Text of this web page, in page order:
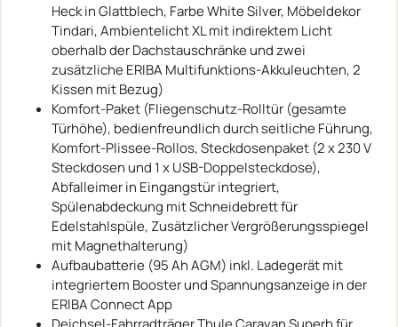
Heck in Glattblech, Farbe White Silver, Möbeldekor
Tindari, Ambientelicht XL mit indirektem Licht
oberhalb der Dachstauschränke und zwei
zusätzliche ERIBA Multifunktions-Akkuleuchten, 2
Kissen mit Bezug)
Komfort-Paket (Fliegenschutz-Rolltür (gesamte
Türhöhe), bedienfreundlich durch seitliche Führung,
Komfort-Plissee-Rollos, Steckdosenpaket (2 x 230 V
Steckdosen und 1 x USB-Doppelsteckdose),
Abfalleimer in Eingangstür integriert,
Spülenabdeckung mit Schneidebrett für
Edelstahlspüle, Zusätzlicher Vergrößerungsspiegel
mit Magnethalterung)
Aufbaubatterie (95 Ah AGM) inkl. Ladegerät mit
integriertem Booster und Spannungsanzeige in der
ERIBA Connect App